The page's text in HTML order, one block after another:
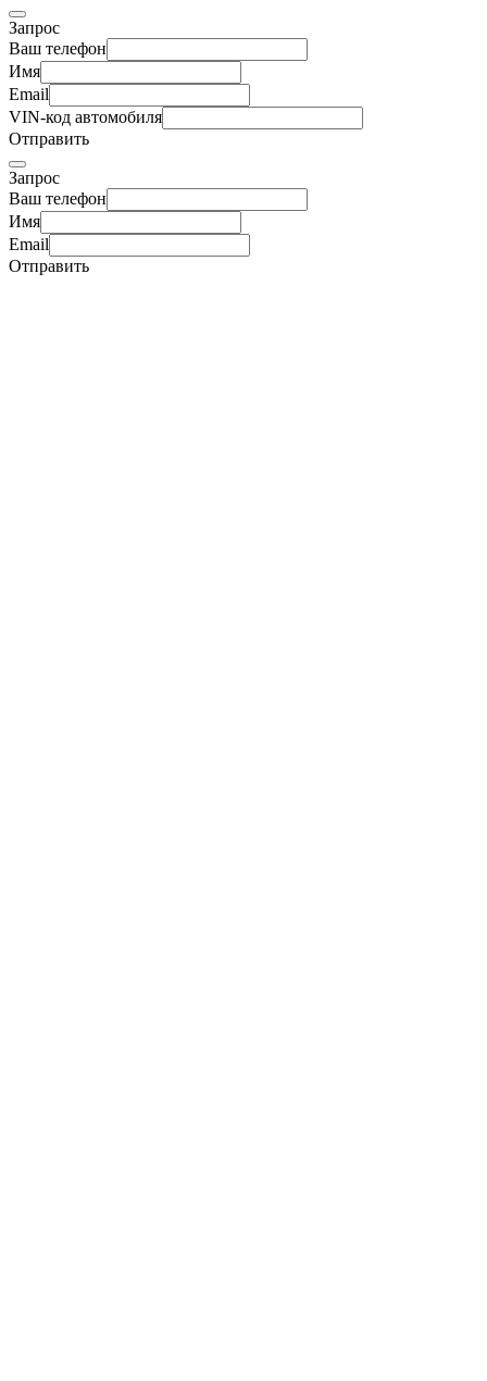
Запрос
Ваш телефон
Имя
Email
VIN-код автомобиля
Отправить
Запрос
Ваш телефон
Имя
Email
Отправить